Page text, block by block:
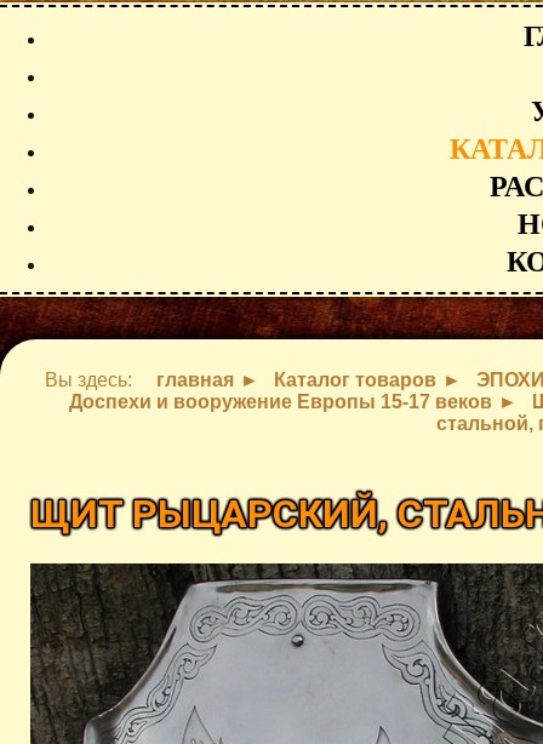
Вы здесь: главная Каталог товаров
Доспехи и вооружение Европы 15-17 веков
стальной,
ЩИТ РЫЦАРСКИЙ,